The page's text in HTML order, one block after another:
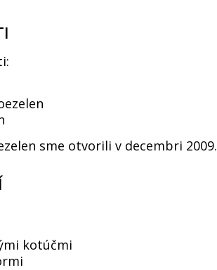
sme otvorili v decembri 2009.
kotúčmi